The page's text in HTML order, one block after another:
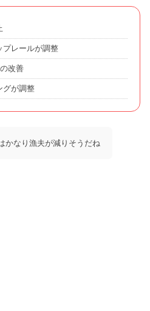
プレールが調整
改善
グが調整
かなり漁夫が減りそうだね